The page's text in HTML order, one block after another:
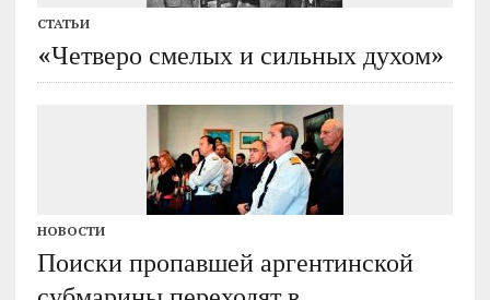
СТАТЬИ
«Четверо смелых и сильных духом»
НОВОСТИ
Поиски пропавшей аргентинской